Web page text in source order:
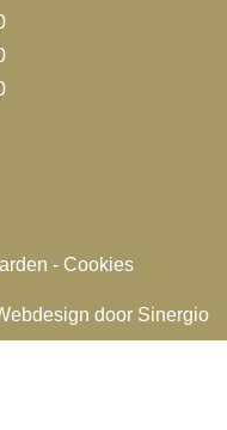
- Cookies
door Sinergio